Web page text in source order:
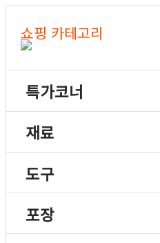
쇼핑 카테고리
특가코너
재료
도구
포장